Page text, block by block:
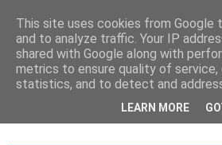
This site uses cookies from Google
and to analyze traffic. Your IP
shared with Google along with
metrics to ensure quality of service,
statistics, and to detect and
LEARN MORE